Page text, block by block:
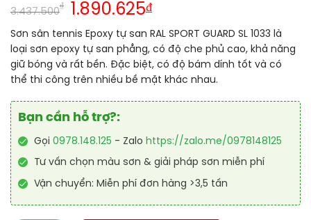
3.437.500
₫ 1.890.625₫
Sơn sân tennis Epoxy tự san RAL SPORT GUARD SL 1033 là
loại sơn epoxy tự san phẳng, có độ che phủ cao, khả năng
giữ bóng và rất bền. Đặc biệt, có độ bám dính tốt và có
thể thi công trên nhiều bề mặt khác nhau.
Bạn cần hỗ trợ?:
Gọi 0978.148.125 - Zalo https://zalo.me/0978148125
Tư vấn chọn màu sơn & giải pháp sơn miễn phí
Vận chuyển: Miễn phí đơn hàng >3,5 tấn